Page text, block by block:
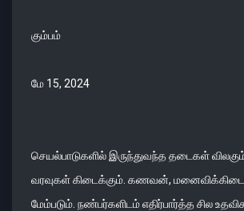
கும்பம்
மே 15, 2024
செயல்பாடுகளில் இருந்துவந்த தடைகள் விலகும்.
வரவுகள் கிடைக்கும். கணவன்,
மேம்படும். நண்பர்களிடம் எதிர்பார்த்த சில